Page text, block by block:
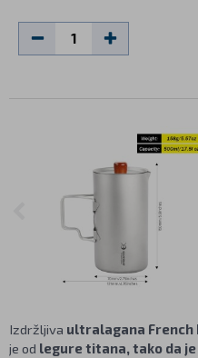
Izdržljiva ultralagana French
je od legure titana, tako da je